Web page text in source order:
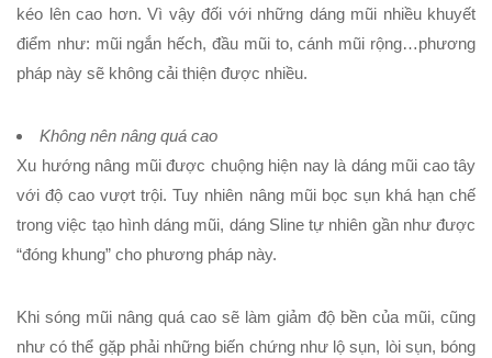
kéo lên cao hơn. Vì vậy đối với những dáng mũi nhiều khuyết
điểm như: mũi ngắn hếch, đầu mũi to, cánh mũi rộng…phương
pháp này sẽ không cải thiện được nhiều.
Không nên nâng quá cao
Xu hướng nâng mũi được chuộng hiện nay là dáng mũi cao tây
với độ cao vượt trội. Tuy nhiên nâng mũi bọc sụn khá hạn chế
trong việc tạo hình dáng mũi, dáng Sline tự nhiên gần như được
“đóng khung” cho phương pháp này.
Khi sóng mũi nâng quá cao sẽ làm giảm độ bền của mũi, cũng
như có thể gặp phải những biến chứng như lộ sụn, lòi sụn, bóng